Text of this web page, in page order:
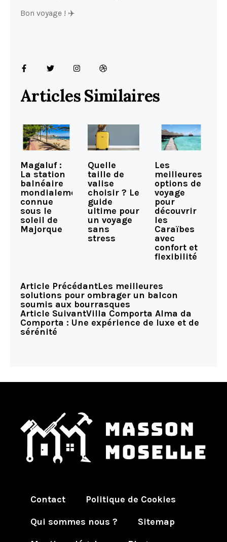
Bon voyage ! ✈️
Articles Similaires
Magaluf :
La station
balnéaire
mondialement
connue
sous le
soleil de
Majorque
Quelle
taille de
valise
choisir ? Le
guide
ultime pour
un voyage
sans
stress
Les
meilleures
options de
voyage
pour
découvrir
les
Caraïbes
avec
confort et
flexibilité
Article PrécédantLes meilleures
solutions pour ombrager un balcon
soumis aux bourrasques
Article SuivantVilla Comporta Alma da
Comporta : Une expérience de luxe et de
sérénité
Contact
Politique de Cookies
Qui sommes nous ?
Sitemap